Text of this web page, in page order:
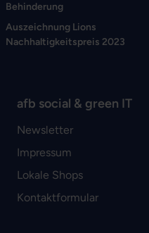
Behinderung
Auszeichnung Lions
Nachhaltigkeitspreis 2023
afb social & green IT
Newsletter
Impressum
Lokale Shops
Kontaktformular